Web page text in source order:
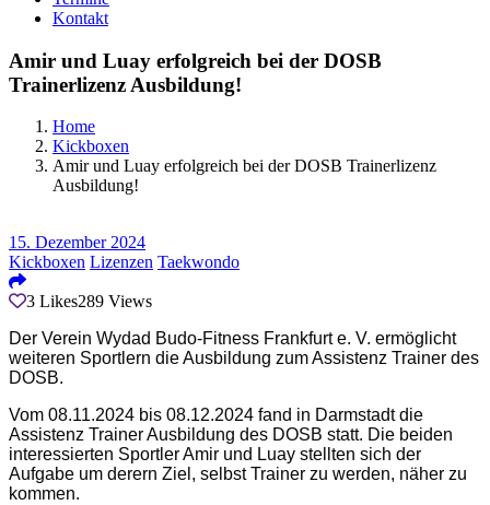
Kontakt
Amir und Luay erfolgreich bei der DOSB
Trainerlizenz Ausbildung!
Home
Kickboxen
Amir und Luay erfolgreich bei der DOSB Trainerlizenz
Ausbildung!
15. Dezember 2024
Kickboxen Lizenzen Taekwondo
3 Likes289 Views
Der Verein Wydad Budo-Fitness Frankfurt e. V. ermöglicht
weiteren Sportlern die Ausbildung zum Assistenz Trainer des
DOSB.
Vom 08.11.2024 bis 08.12.2024 fand in Darmstadt die
Assistenz Trainer Ausbildung des DOSB statt. Die beiden
interessierten Sportler Amir und Luay stellten sich der
Aufgabe um derern Ziel, selbst Trainer zu werden, näher zu
kommen.